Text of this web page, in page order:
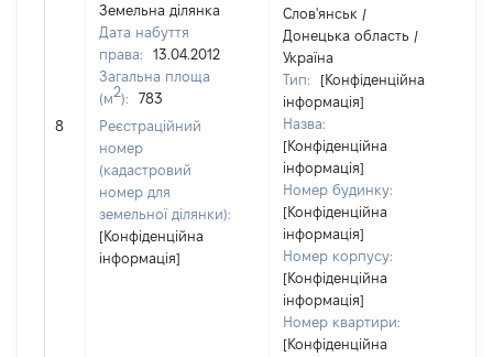
8
Земельна ділянка
Дата набуття
права:
13.04.2012
Загальна площа
(м2):
783
Реєстраційний
номер
(кадастровий
номер для
земельної ділянки):
[Конфіденційна
інформація]
Слов'янськ /
Донецька область /
Україна
Тип:
[Конфіденційна
інформація]
Назва:
[Конфіденційна
інформація]
Номер будинку:
[Конфіденційна
інформація]
Номер корпусу:
[Конфіденційна
інформація]
Номер квартири:
[Конфіденційна